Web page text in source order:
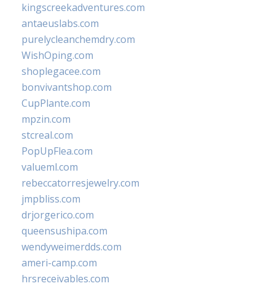
kingscreekadventures.com
antaeuslabs.com
purelycleanchemdry.com
WishOping.com
shoplegacee.com
bonvivantshop.com
CupPlante.com
mpzin.com
stcreal.com
PopUpFlea.com
valueml.com
rebeccatorresjewelry.com
jmpbliss.com
drjorgerico.com
queensushipa.com
wendyweimerdds.com
ameri-camp.com
hrsreceivables.com